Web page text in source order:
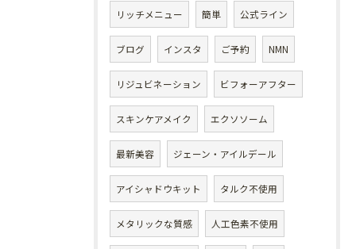
リッチメニュー 簡単 公式ライン
ブログ インスタ ご予約 NMN
リジュビネーション ビフォーアフター
スキンケアメイク エクソソーム
最新美容 ジェーン・アイルデール
アイシャドウキット タルク不使用
メタリックな質感 人工色素不使用